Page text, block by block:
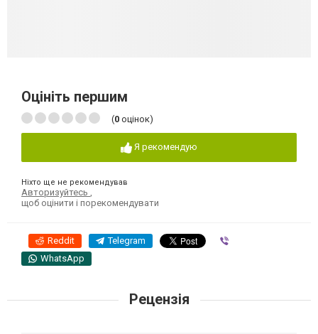
Оцініть першим
(0 оцінок)
Я рекомендую
Ніхто ще не рекомендував
Авторизуйтесь
щоб оцінити і порекомендувати
Reddit Telegram
WhatsApp
Рецензія